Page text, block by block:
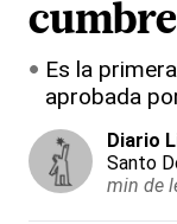
Es la
aprobada
Diario
Santo
min de